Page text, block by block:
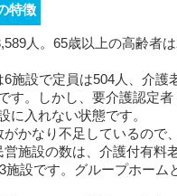
特徴
人。65歳以上の高齢者
施設で定員は504人、介
す。しかし、要介護認定
に入れない状態です。
かなり不足しているので
施設の数は、介護付有料
施設です。グループホー